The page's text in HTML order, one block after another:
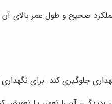
صحیح و طول عمر بالای
جلوگیری کند. برای